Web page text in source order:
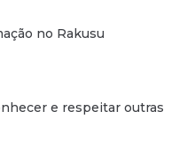
no Rakusu
e respeitar outras